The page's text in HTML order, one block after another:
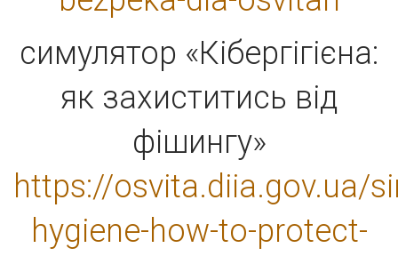
симулятор «Кібергігієна:
як захиститись від
фішингу»
https://osvita.diia.gov.ua/
hygiene-how-to-protect-